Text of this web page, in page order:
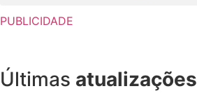
PUBLICIDADE
Últimas atualizações